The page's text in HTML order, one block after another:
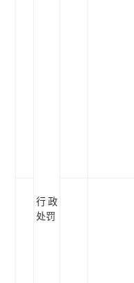
行政
处罚